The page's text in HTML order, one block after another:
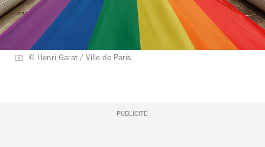
© Henri Garat / Ville de Paris
PUBLICITÉ